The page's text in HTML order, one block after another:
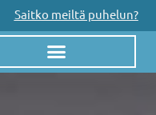
Saitko meiltä puhelun?